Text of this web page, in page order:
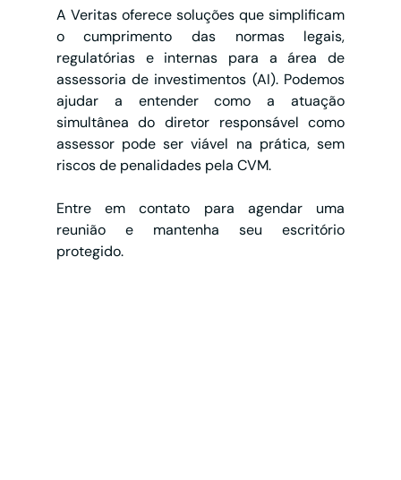
A Veritas oferece soluções que simplificam
o cumprimento das normas legais,
regulatórias e internas para a área de
assessoria de investimentos (AI). Podemos
ajudar a entender como a atuação
simultânea do diretor responsável como
assessor pode ser viável na prática, sem
riscos de penalidades pela CVM.
Entre em contato para agendar uma
reunião e mantenha seu escritório
protegido.